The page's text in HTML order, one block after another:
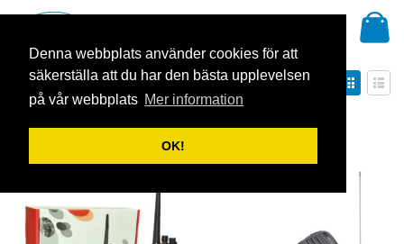
Denna webbplats använder cookies för att
säkerställa att du har den bästa upplevelsen
på vår webbplats Mer information
OK!
Hoppa
Sortera på
Sätt
fallande
sortering
Visa
som